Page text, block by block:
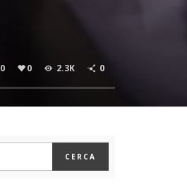
0 0 2.3K 0